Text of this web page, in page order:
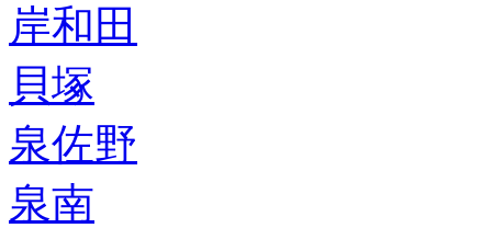
岸和田
貝塚
泉佐野
泉南